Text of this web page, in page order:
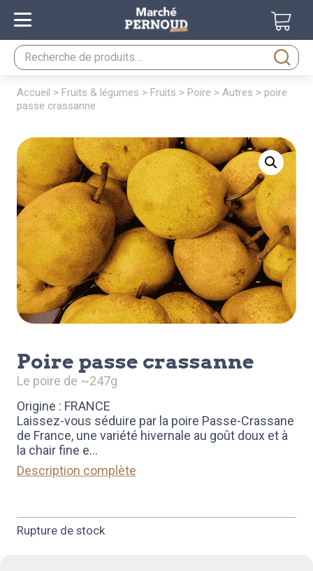
Recherche
pour :
accueil > fruits & légumes > fruits > poire > autres > poire
passe crassanne
poire passe crassanne
le poire de ~247g
Origine : FRANCE
Laissez-vous séduire par la poire Passe-Crassane
de France, une variété hivernale au goût doux et à
la chair fine e...
Description complète
Rupture de stock